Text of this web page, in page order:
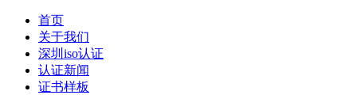
首页
关于我们
深圳iso认证
认证新闻
证书样板